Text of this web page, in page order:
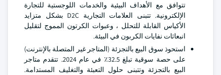
تتوافق مع الأهداف البيئية والخدمات اللوجستية للتجارة
الإلكترونية. تتبنى العلامات التجارية D2C بشكل متزايد
الأكياس القابلة للتحلل ، وعبوات الكرتون المموج لتقليل
انبعاثات نفايات الكربون في البيئة.
استحوذ سوق البيع بالتجزئة (المتاجر غير المتصلة بالإنترنت)
على حصة سوقية تبلغ 32.5٪ في عام 2024. تتقدم متاجر
البيع بالتجزئة وتتبنى حلول التعبئة والتغليف المستدامة.